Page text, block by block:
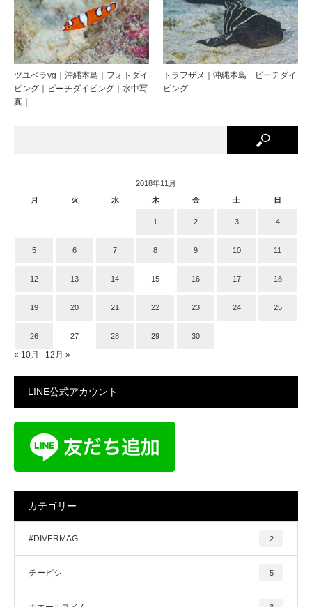
ツユベラyg｜沖縄本島｜フォトダイ
ビング｜ビーチダイビング｜水中写
真｜
トラフザメ｜沖縄本島 ビーチダイ
ビング
2018年11月
月
火 水 木 金 土 日
1 2 3 4
5 6 7 8 9 10 11
12 13 14 15 16 17 18
19 20 21 22 23 24 25
26 27 28 29 30
« 10月 12月 »
LINE公式アカウント
カテゴリー
#DIVERMAG 2
チービシ 5